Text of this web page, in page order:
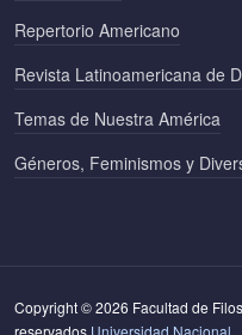
Repertorio Americano
Revista Latinoamericana de
Temas de Nuestra América
Géneros, Feminismos y
Copyright © 2026 Facultad de